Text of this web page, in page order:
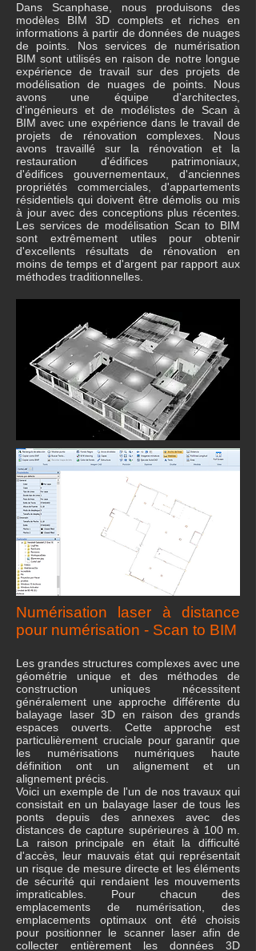
Dans Scanphase, nous produisons des
modèles BIM 3D complets et riches en
informations à partir de données de nuages
​​de points. Nos services de numérisation
BIM sont utilisés en raison de notre longue
expérience de travail sur des projets de
modélisation de nuages ​​de points. Nous
avons une équipe d'architectes,
d'ingénieurs et de modélistes de Scan à
BIM avec une expérience dans le travail de
projets de rénovation complexes. Nous
avons travaillé sur la rénovation et la
restauration d'édifices patrimoniaux,
d'édifices gouvernementaux, d'anciennes
propriétés commerciales, d'appartements
résidentiels qui doivent être démolis ou mis
à jour avec des conceptions plus récentes.
Les services de modélisation Scan to BIM
sont extrêmement utiles pour obtenir
d'excellents résultats de rénovation en
moins de temps et d'argent par rapport aux
méthodes traditionnelles.
Numérisation laser à distance
pour numérisation - Scan to BIM
Les grandes structures complexes avec une
géométrie unique et des méthodes de
construction uniques nécessitent
généralement une approche différente du
balayage laser 3D en raison des grands
espaces ouverts. Cette approche est
particulièrement cruciale pour garantir que
les numérisations numériques haute
définition ont un alignement et un
alignement précis.
Voici un exemple de l'un de nos travaux qui
consistait en un balayage laser de tous les
ponts depuis des annexes avec des
distances de capture supérieures à 100 m.
La raison principale en était la difficulté
d'accès, leur mauvais état qui représentait
un risque de mesure directe et les éléments
de sécurité qui rendaient les mouvements
impraticables. Pour chacun des
emplacements de numérisation, des
emplacements optimaux ont été choisis
pour positionner le scanner laser afin de
collecter entièrement les données 3D